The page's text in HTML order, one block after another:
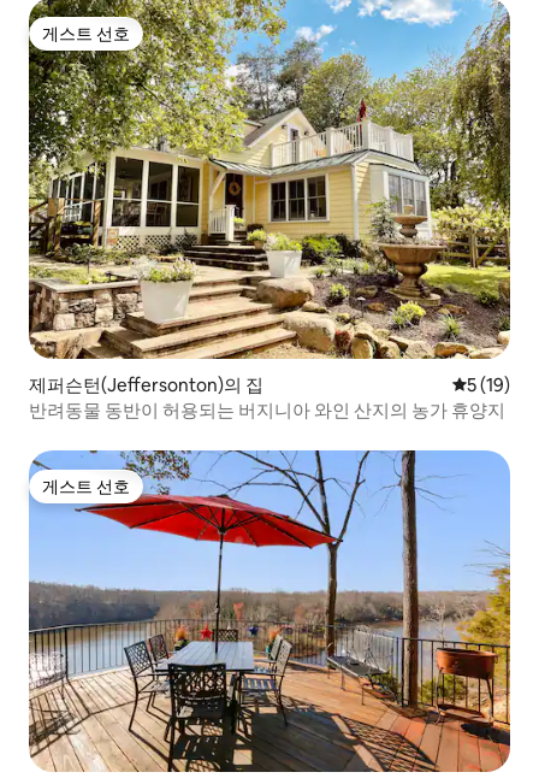
게스트 선호
게스트 선호
제퍼슨턴(Jeffersonton)의 집 평점 5점
5 (19)
반려동물 동반이 허용되는 버지니아 와인 산지의 농가 휴양지
게스트 선호
게스트 선호